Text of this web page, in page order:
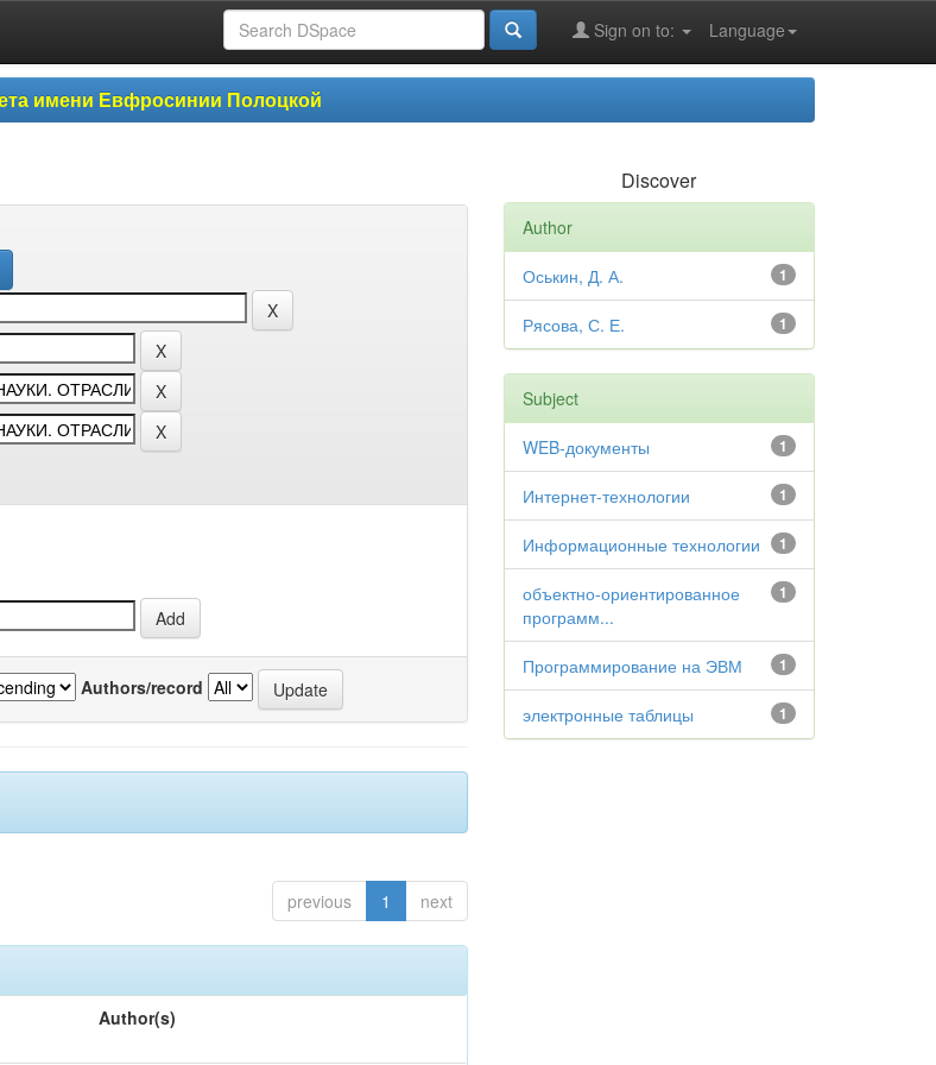
Language
Sign on to:
имени Евфросинии Полоцкой
Authors/record
previous 1 next
Author(s)
Discover
Author
1
Оськин, Д. А.
1
Рясова, С. Е.
Subject
1
WEB-документы
1
Интернет-технологии
1
Информационные технологии
1
объектно-ориентированное
программ...
1
Программирование на ЭВМ
1
электронные таблицы